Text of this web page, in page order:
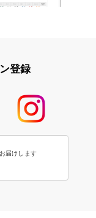
登録
届けします